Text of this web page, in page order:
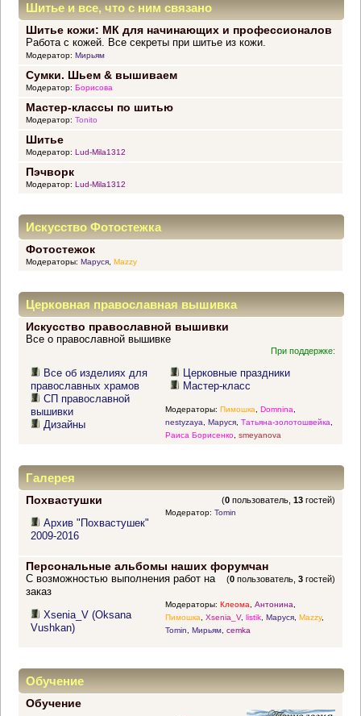
Шитье и все, что с ним связано
Шитье кожи: МК для начинающих и профессионалов
Работа с кожей. Все секреты при шитье из кожи.
Модератор: Мирьям
Сумки. Шьем & вышиваем
Модератор: Борисова
Мастер-классы по шитью
Модератор: Tonito
Шитье
Модератор: Lud-Mila1312
Пэчворк
Модератор: Lud-Mila1312
Искусство Фотостежка
Фотостежок
Модераторы: Маруся, Mazzy
Церковная православная вышивка
Искусство православной вышивки
Все о православной вышивке
При поддержке:
Все об изделиях для
православных храмов
СП православной
вышивки
Дизайны
Церковные праздники
Мастер-класс
Модераторы: Пимошка Domnina
nestyzaya
Маруся, Татьяна-золотошвейка
Раиса Борисенко, smeyanova
Галерея
Похвастушки (0 пользователь,13 гостей)
Архив "Похвастушек"
2009-2016
Модератор: Tomin
Персональные альбомы наших форумчан
(0 пользователь,3 гостей)
С возможностью выполнения работ на
заказ
Xsenia_V (Oksana
Vushkan)
Модераторы: Клеома, Антонина,
Пимошка, Xsenia_V, listik, Маруся, Mazzy,
Tomin, Мирьям, cemka
Обучение
Обучение